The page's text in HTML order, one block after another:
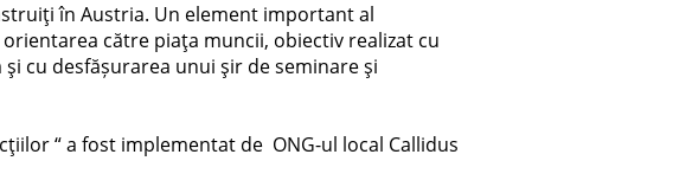
în Austria. Un element important al
către piaţa muncii, obiectiv realizat cu
cu desfășurarea unui şir de seminare şi
“ a fost implementat de ONG-ul local Callidus